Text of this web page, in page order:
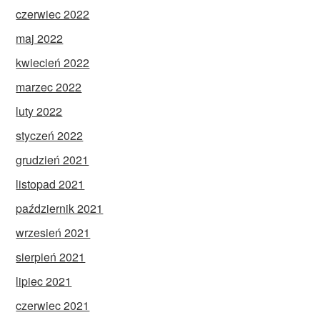
czerwiec 2022
maj 2022
kwiecień 2022
marzec 2022
luty 2022
styczeń 2022
grudzień 2021
listopad 2021
październik 2021
wrzesień 2021
sierpień 2021
lipiec 2021
czerwiec 2021